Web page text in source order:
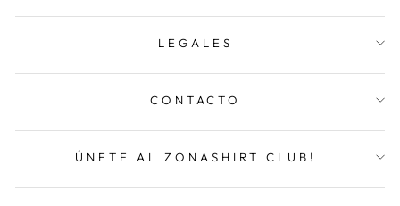
LEGALES
CONTACTO
ÚNETE AL ZONASHIRT CLUB!